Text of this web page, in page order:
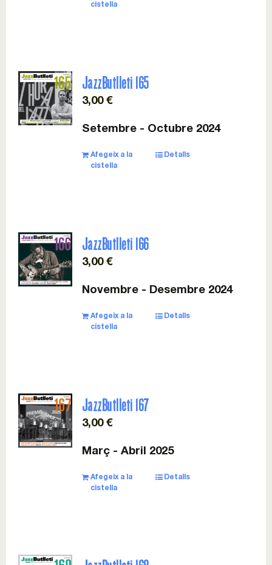
cistella
JazzButlleti 165
3,00 €
Setembre - Octubre 2024
Afegeix a la
cistella
Detalls
JazzButlleti 166
3,00 €
Novembre - Desembre 2024
Afegeix a la
cistella
Detalls
JazzButlleti 167
3,00 €
Març - Abril 2025
Afegeix a la
cistella
Detalls